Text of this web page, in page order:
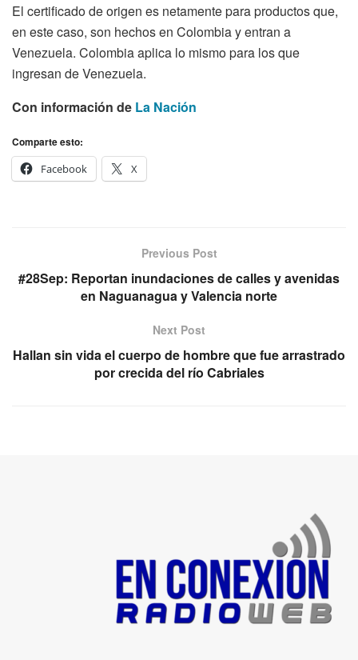
El certificado de origen es netamente para productos que,
en este caso, son hechos en Colombia y entran a
Venezuela. Colombia aplica lo mismo para los que
ingresan de Venezuela.
Con información de La Nación
Comparte esto:
Facebook
X
Previous Post
#28Sep: Reportan inundaciones de calles y avenidas
en Naguanagua y Valencia norte
Next Post
Hallan sin vida el cuerpo de hombre que fue arrastrado
por crecida del río Cabriales